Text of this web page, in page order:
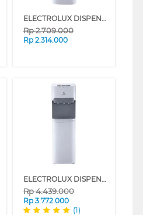
ELECTROLUX DISPENSER AIR BERDIRI GALON ATAS STANDING DISPENSER EDBMFACWF
Rp2.709.000
Rp 2.314.000
ELECTROLUX DISPENSER AIR BERDIRI GALON BAWAH STANDING DISPENSER EDBMFDXWF
Rp4.439.000
Rp 3.772.000
(1)